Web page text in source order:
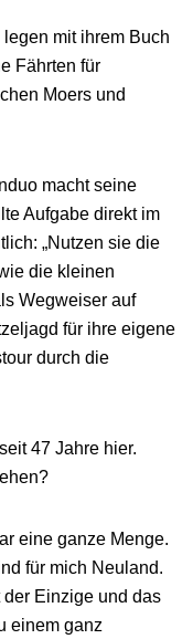
mit ihrem Buch
Fährten für
Moers und
macht seine
Aufgabe direkt im
„Nutzen sie die
die kleinen
Wegweiser auf
für ihre eigene
durch die
47 Jahre hier.
eine ganze Menge.
für mich Neuland.
Einzige und das
einem ganz